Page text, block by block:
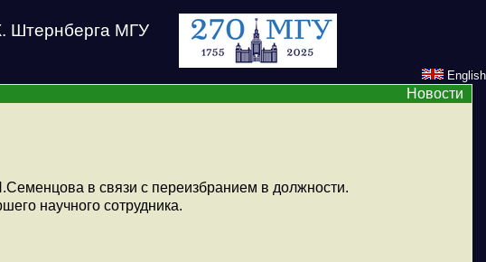
Штернберга МГУ
English
Новости
в связи с переизбранием в должности.
научного сотрудника.